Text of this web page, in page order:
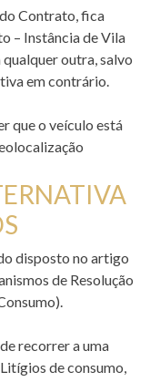
Contrato, fica
– Instância de Vila
outra, salvo
em contrário.
que o veículo está
disposto no artigo
de Resolução
recorrer a uma
de consumo,